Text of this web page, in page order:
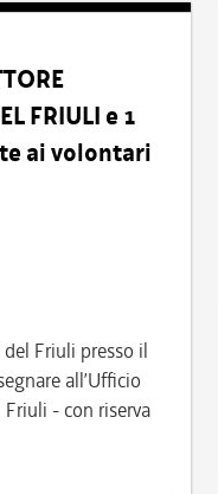
FRIULI e 1
ai volontari
Friuli presso il
all’Ufficio
- con riserva